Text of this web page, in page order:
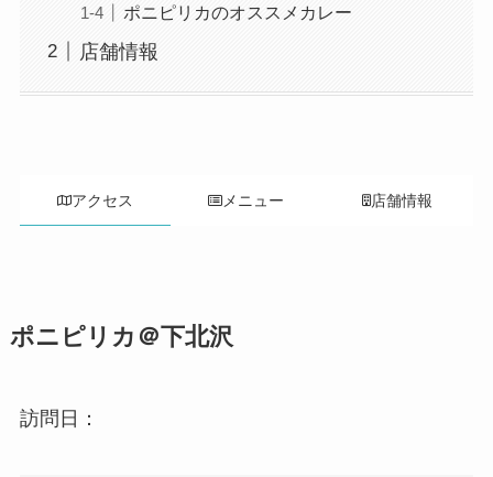
ポニピリカのオススメカレー
店舗情報
アクセス メニュー 店舗情報
ポニピリカ＠下北沢
訪問日：